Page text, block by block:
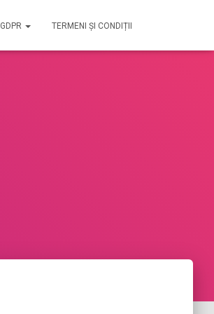
GDPR TERMENI ȘI CONDIȚII